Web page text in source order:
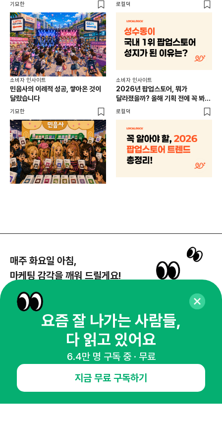
기묘한 로컬덕
소비자 인사이트
민음사의 이례적 성공, 쌓아온 것이
달랐습니다
기묘한
소비자 인사이트
2026년 팝업스토어, 뭐가
달라졌을까? 올해 기획 전에 꼭 봐야
할 트렌드 4가지
로컬덕
매주 화요일 아침,
마케팅 감각을 깨워 드릴게요!
뉴스레터 구독하기
오픈애즈란
요즘 잘 나가는 사람들,
다 읽고 있어요
6.4만 명 구독 중 · 무료
지금 무료 구독하기